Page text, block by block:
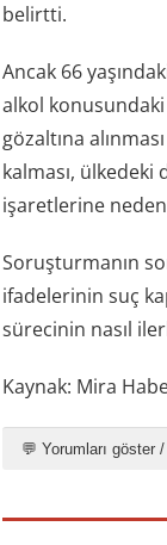
belirtti.
Ancak 66
alkol
gözaltına
kalması,
işaretlerine
Soruşturmanın
ifadelerinin suç
sürecinin nasıl
Kaynak: Mira
💬 Yorumları göster